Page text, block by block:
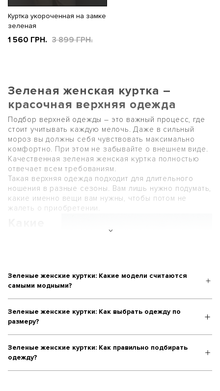
Куртка укороченная на замке
зеленая
1 560 ГРН. 3 899 ГРН.
Зеленая женская куртка –
красочная верхняя одежда
Подбор верхней одежды – это важный процесс, где
стоит учитывать каждую мелочь. Даже в сильный
мороз вы должны себя чувствовать максимально
комфортно. При этом не забывайте о внешнем виде.
Качественная зеленая женская куртка полностью
отвечает всем требованиям.
Такая верхняя одежда подходит для длительного
ношения в разные сезоны. Вам лишь нужно подумать,
какие именно вещи вам нужны, чтобы потом не
жалеть о приобретении.
предста
вленная
одежда?
Среди всех
Зеленые женские куртки: Какие модели считаются
самыми модными?
Зеленые женские куртки: Как выбрать одежду по
размеру?
Зеленые женские куртки: Как правильно подбирать
одежду?